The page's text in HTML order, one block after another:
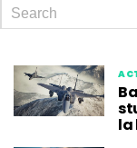
la